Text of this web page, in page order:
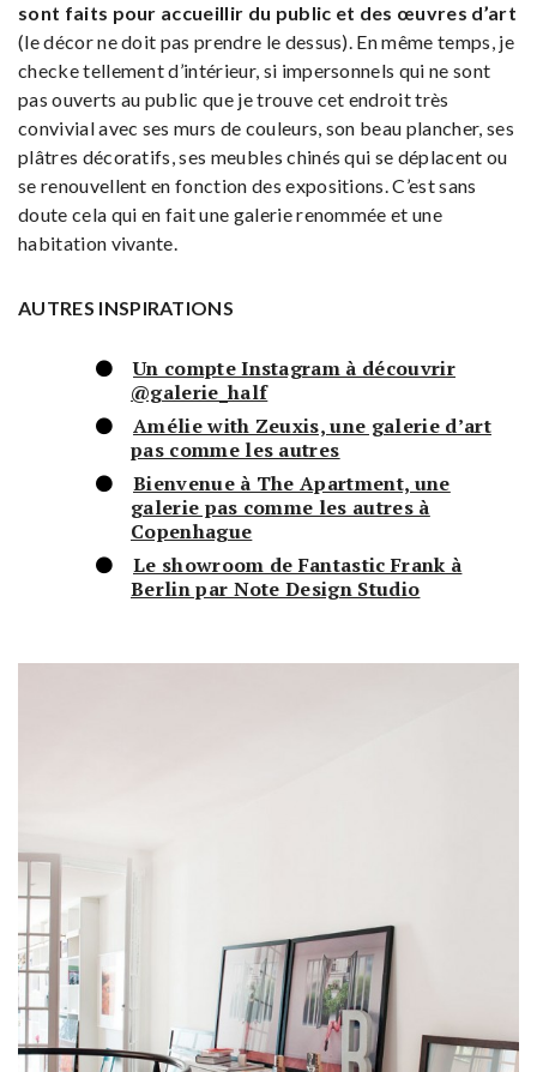
sont faits pour accueillir du public et des œuvres d’art
(le décor ne doit pas prendre le dessus). En même temps, je
checke tellement d’intérieur, si impersonnels qui ne sont
pas ouverts au public que je trouve cet endroit très
convivial avec ses murs de couleurs, son beau plancher, ses
plâtres décoratifs, ses meubles chinés qui se déplacent ou
se renouvellent en fonction des expositions. C’est sans
doute cela qui en fait une galerie renommée et une
habitation vivante.
AUTRES INSPIRATIONS
Un compte Instagram à découvrir
@galerie_half
Amélie with Zeuxis, une galerie d’art
pas comme les autres
Bienvenue à The Apartment, une
galerie pas comme les autres à
Copenhague
Le showroom de Fantastic Frank à
Berlin par Note Design Studio